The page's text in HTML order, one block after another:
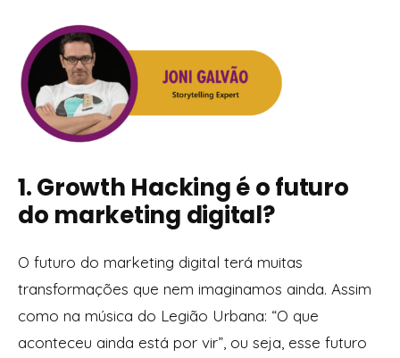
1. Growth Hacking é o futuro
do marketing digital?
O futuro do marketing digital terá muitas
transformações que nem imaginamos ainda. Assim
como na música do Legião Urbana: “O que
aconteceu ainda está por vir”, ou seja, esse futuro